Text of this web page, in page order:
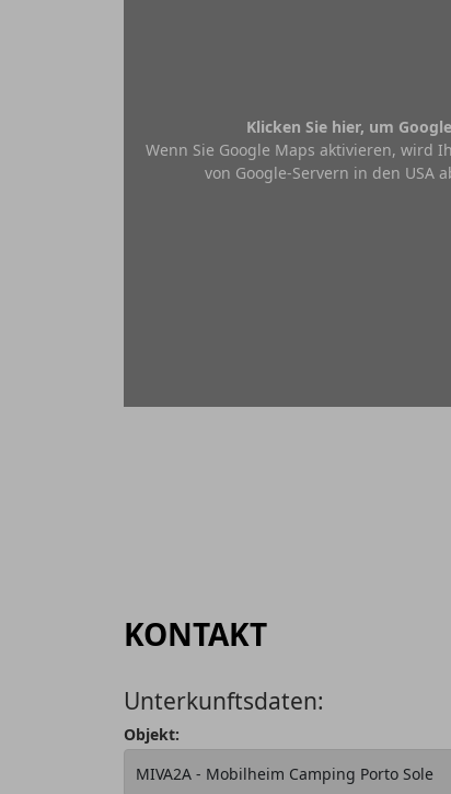
Klicken Sie hier, um
Wenn Sie Google Maps aktivieren, wird
von Google-Servern in den USA
KONTAKT
Unterkunftsdaten:
Objekt: